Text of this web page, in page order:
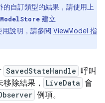
的自訂類型的結果，請使用上
建立
說明，請參閱 ViewModel 指
SavedStateHandle 呼叫
除結果， LiveData 會
例項。